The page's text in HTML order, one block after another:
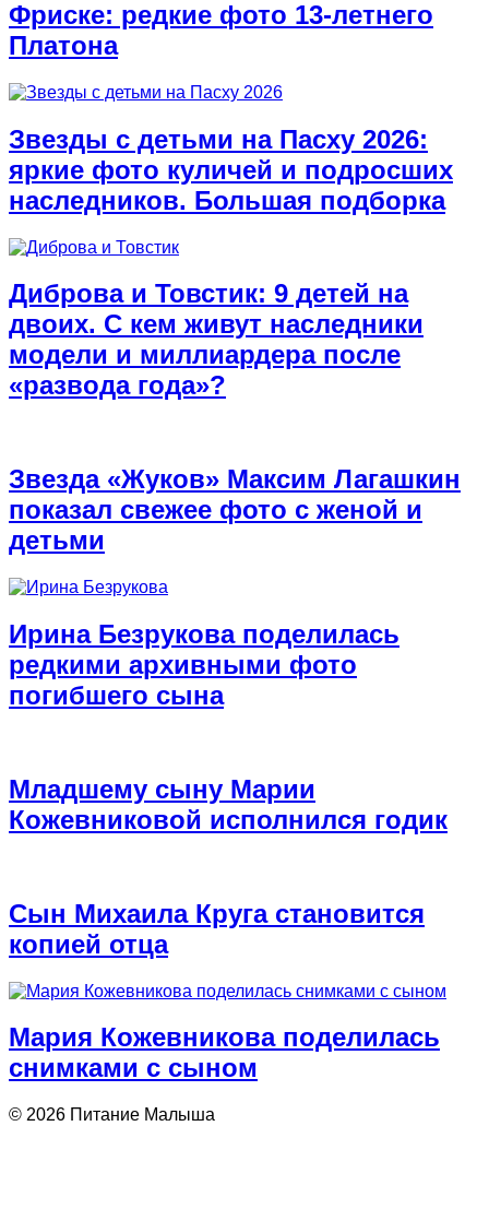
Фриске: редкие фото 13-летнего
Платона
Звезды с детьми на Пасху 2026:
яркие фото куличей и подросших
наследников. Большая подборка
Диброва и Товстик: 9 детей на
двоих. С кем живут наследники
модели и миллиардера после
«развода года»?
Звезда «Жуков» Максим Лагашкин
показал свежее фото с женой и
детьми
Ирина Безрукова поделилась
редкими архивными фото
погибшего сына
Младшему сыну Марии
Кожевниковой исполнился годик
Сын Михаила Круга становится
копией отца
Мария Кожевникова поделилась
снимками с сыном
© 2026 Питание Малыша